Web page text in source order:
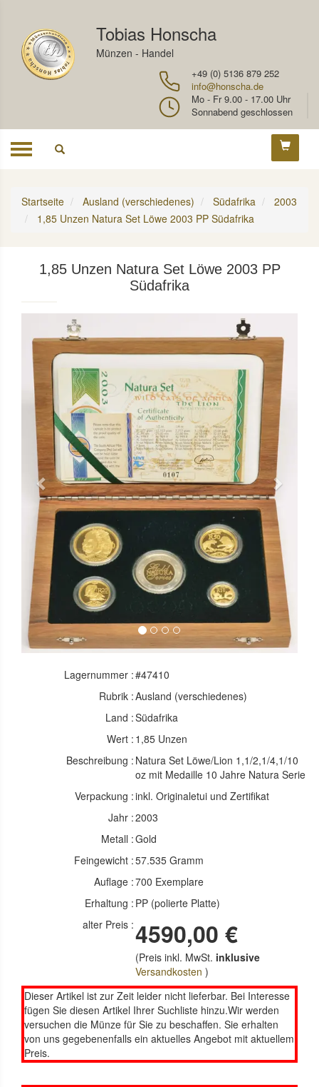
Tobias Honscha
Münzen - Handel
+49 (0) 5136 879 252
info@honscha.de
Mo - Fr 9.00 - 17.00 Uhr
Sonnabend geschlossen
Toggle
Startseite Ausland (verschiedenes) Südafrika
2003
1,85 Unzen Natura Set Löwe 2003 PP Südafrika
1,85 Unzen Natura Set Löwe 2003 PP
Südafrika
Previous Next
Lagernummer :#47410
Rubrik :Ausland (verschiedenes)
Land :Südafrika
Wert : 1,85 Unzen
Beschreibung : Natura Set Löwe/Lion 1,1/2,1/4,1/10
oz mit Medaille 10 Jahre Natura Serie
Verpackung :inkl. Originaletui und Zertifikat
Jahr :2003
Metall :Gold
Feingewicht :57.535 Gramm
Auflage :700 Exemplare
Erhaltung : PP (polierte Platte)
alter Preis :4590,00 €
(Preis inkl. MwSt. inklusive
Versandkosten )
Dieser Artikel ist zur Zeit leider nicht lieferbar. Bei Interesse
fügen Sie diesen Artikel Ihrer Suchliste hinzu.Wir werden
versuchen die Münze für Sie zu beschaffen. Sie erhalten
von uns gegebenenfalls ein aktuelles Angebot mit aktuellem
Preis.